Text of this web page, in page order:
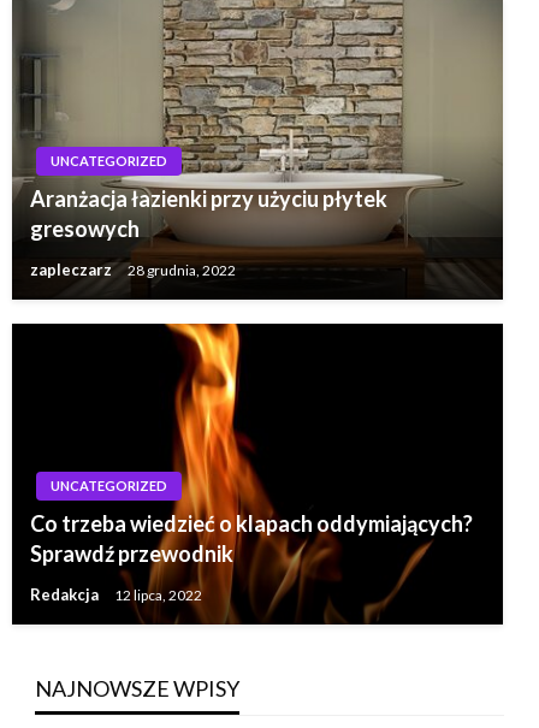
UNCATEGORIZED
Aranżacja łazienki przy użyciu płytek
gresowych
zapleczarz 28 grudnia, 2022
UNCATEGORIZED
Co trzeba wiedzieć o klapach oddymiających?
Sprawdź przewodnik
Redakcja 12 lipca, 2022
NAJNOWSZE WPISY